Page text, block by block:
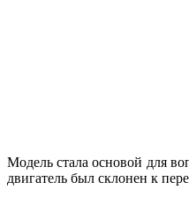
Модель стала основой для
двигатель был склонен к